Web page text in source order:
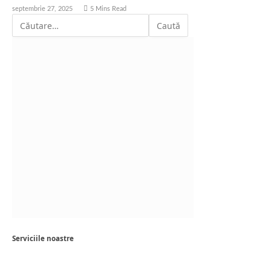
septembrie 27, 2025 5 Mins Read
Serviciile noastre